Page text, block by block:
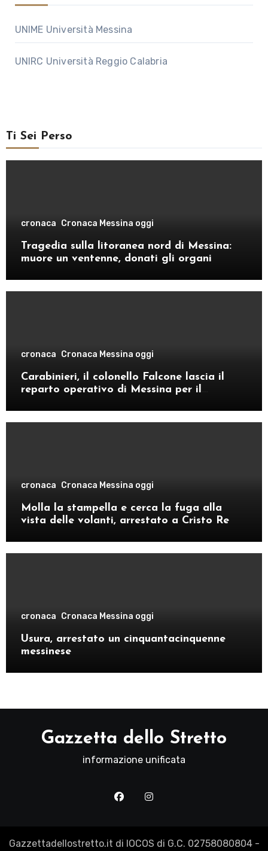
UNIME Università Messina
UNIRC Università Reggio Calabria
Ti Sei Perso
cronaca Cronaca Messina oggi
Tragedia sulla litoranea nord di Messina:
muore un ventenne, donati gli organi
cronaca Cronaca Messina oggi
Carabinieri, il colonello Falcone lascia il
reparto operativo di Messina per il
cronaca Cronaca Messina oggi
Molla la stampella e cerca la fuga alla
vista delle volanti, arrestato a Cristo Re
cronaca Cronaca Messina oggi
Usura, arrestato un cinquantacinquenne
messinese
Gazzetta dello Stretto
informazione unificata
Gazzettadellostretto.it di IOCOS di G.C. 02758080804 -